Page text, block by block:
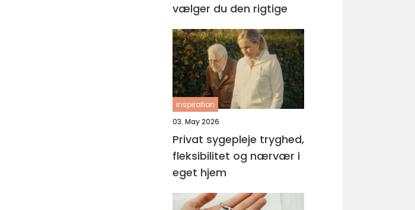
vælger du den rigtige
inspiration
03. May 2026
Privat sygepleje tryghed,
fleksibilitet og nærvær i
eget hjem